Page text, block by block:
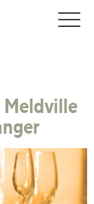
Meldville